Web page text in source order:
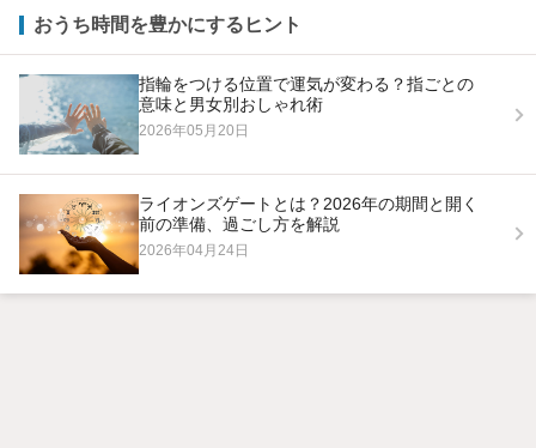
おうち時間を豊かにするヒント
指輪をつける位置で運気が変わる？指ごとの
意味と男女別おしゃれ術
2026年05月20日
ライオンズゲートとは？2026年の期間と開く
前の準備、過ごし方を解説
2026年04月24日